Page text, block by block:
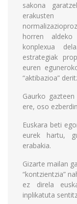
sakona
horren
konplexua
estrategiak
euren
“aktibazioa”
Gaurko
ere, oso
Euskara beti
eurek hartu,
erabakia.
Gizarte mailan
“kontzientzia”
ez direla
inplikatuta